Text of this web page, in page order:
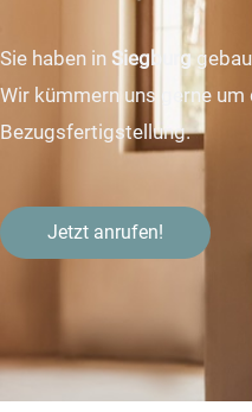
Sie haben in Siegburg
Wir kümmern uns gerne um
Bezugsfertigstellung.
Jetzt anrufen!